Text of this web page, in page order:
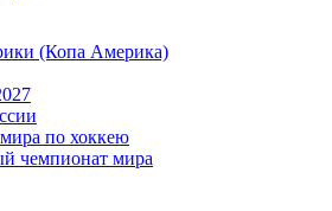
(Копа Америка)
по хоккею
чемпионат мира